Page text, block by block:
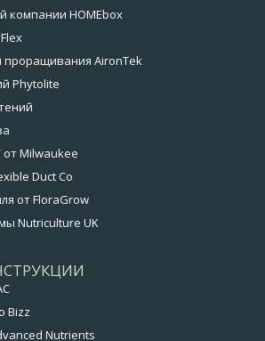
компании HOMEbox
проращивания AironTek
Phytolite
от Milwaukee
Duct Co
от FloraGrow
Nutriculture UK
Bizz
Nutrients